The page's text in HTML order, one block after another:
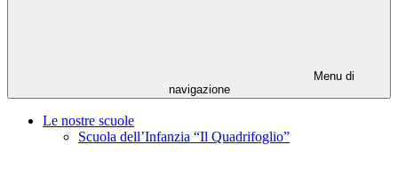
Menu di
navigazione
Le nostre scuole
Scuola dell’Infanzia “Il Quadrifoglio”